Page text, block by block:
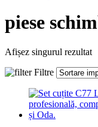
piese
Afișez singurul rezultat
Filtre